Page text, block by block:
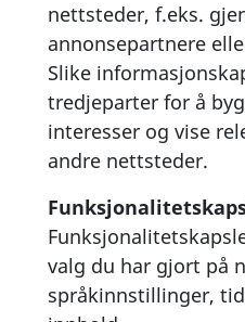
nettsteder, f.eks.
annonsepartnere
Slike
tredjeparter for å
interesser og vise
andre nettsteder.
valg du har gjort på
språkinnstillinger,